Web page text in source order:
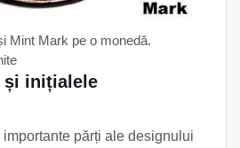
Mint Mark pe o monedă.
și inițialele
părți ale designului